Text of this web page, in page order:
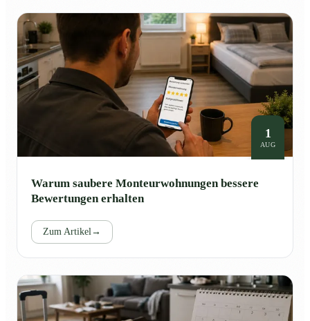
1
AUG
Warum saubere Monteurwohnungen bessere
Bewertungen erhalten
Zum Artikel→